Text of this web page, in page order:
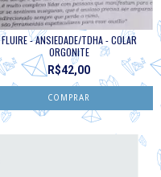
FLUIRE - ANSIEDADE/TDHA - COLAR
ORGONITE
R$42,00